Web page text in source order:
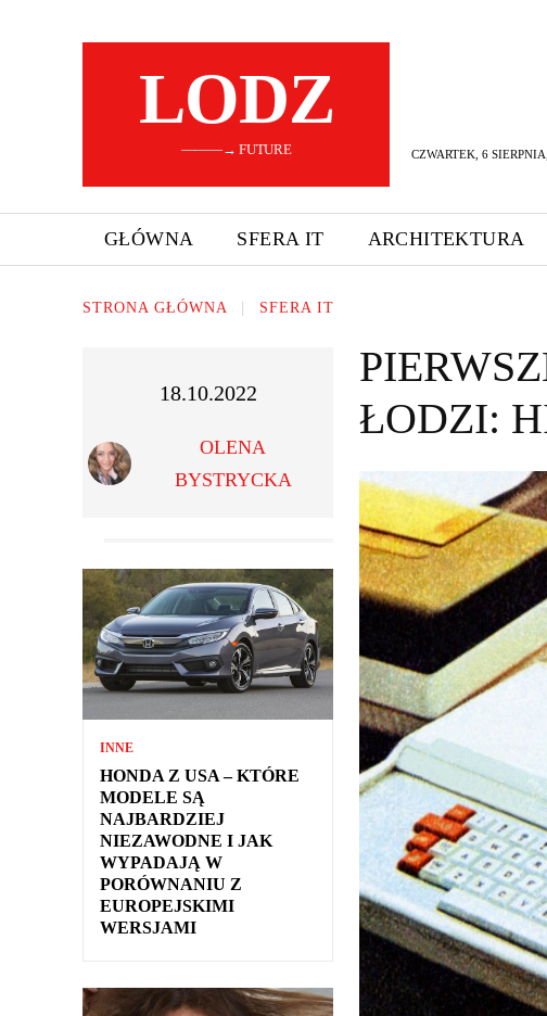
LODZ
———→ FUTURE CZWARTEK, 6
GŁÓWNA SFERA IT ARCHITEKTURA
STRONA GŁÓWNA SFERA IT
18.10.2022
OLENA
BYSTRYCKA
INNE
HONDA Z USA – KTÓRE
MODELE SĄ
NAJBARDZIEJ
NIEZAWODNE I JAK
WYPADAJĄ W
PORÓWNANIU Z
EUROPEJSKIMI
WERSJAMI
ŁODZI: